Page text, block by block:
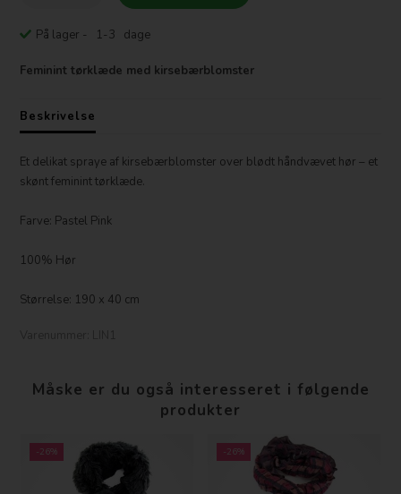
På lager - 1-3 dage
Feminint tørklæde med kirsebærblomster
Beskrivelse
Et delikat spraye af kirsebærblomster over blødt håndvævet hør – et
skønt feminint tørklæde.
Farve: Pastel Pink
100% Hør
Størrelse: 190 x 40 cm
Måske er du også interesseret i følgende
produkter
-26% -26%